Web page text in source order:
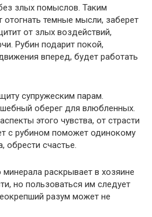
злых помыслов. Таким
темные мысли, заберет
от злых воздействий,
Рубин подарит покой,
вперед, будет работать
супружеским парам.
оберег для влюбленных.
этого чувства, от страсти
с рубином поможет одинокому
обрести счастье.
раскрывает в хозяине
но пользоваться им следует
разум может не